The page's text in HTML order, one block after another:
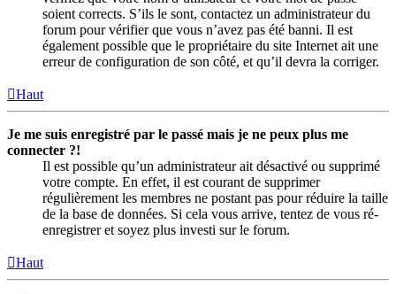
soient corrects. S’ils le sont, contactez un administrateur du
forum pour vérifier que vous n’avez pas été banni. Il est
également possible que le propriétaire du site Internet ait une
erreur de configuration de son côté, et qu’il devra la corriger.
Haut
Je me suis enregistré par le passé mais je ne peux plus me
connecter ?!
Il est possible qu’un administrateur ait désactivé ou supprimé
votre compte. En effet, il est courant de supprimer
régulièrement les membres ne postant pas pour réduire la taille
de la base de données. Si cela vous arrive, tentez de vous ré-
enregistrer et soyez plus investi sur le forum.
Haut